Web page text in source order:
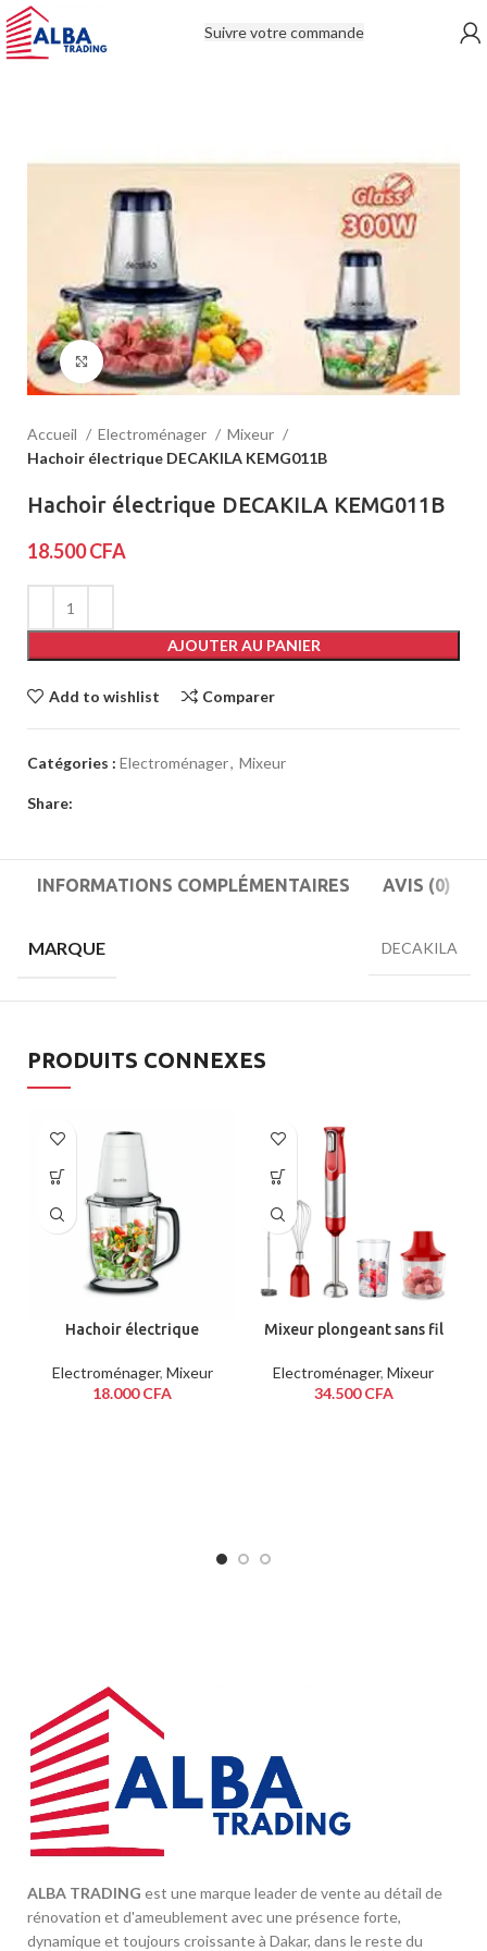
Suivre votre commande
Click to enlarge
Accueil Electroménager
Mixeur
Hachoir électrique DECAKILA KEMG011B
Hachoir électrique DECAKILA KEMG011B
18.500CFA
AJOUTER AU PANIER
Add to wishlist Comparer
Catégories : Electroménager, Mixeur
Share:
INFORMATIONS COMPLÉMENTAIRES AVIS (0)
MARQUE DECAKILA
PRODUITS CONNEXES
Hachoir électrique
Electroménager, Mixeur
18.000CFA
Mixeur plongeant sans fil
1000W
Electroménager,Mixeur
34.500CFA
ALBA TRADING est une marque leader de vente au détail de
rénovation et d'ameublement avec une présence forte,
dynamique et toujours croissante à Dakar, dans le reste du